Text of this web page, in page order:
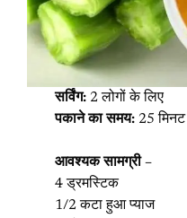
सर्विंग: 2 लोगों के लिए
पकाने का समय: 25 मिनट
आवश्यक सामग्री –
4 ड्रमस्टिक
1/2 कटा हुआ प्याज